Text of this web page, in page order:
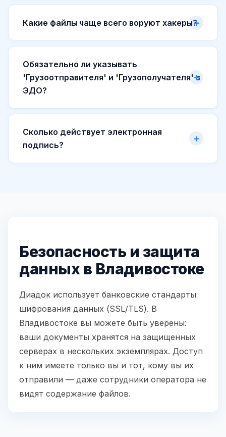
Какие файлы чаще всего воруют хакеры?
Обязательно ли указывать
'Грузоотправителя' и 'Грузополучателя' в
ЭДО?
Сколько действует электронная
подпись?
Безопасность и защита
данных в Владивостоке
Диадок использует банковские стандарты
шифрования данных (SSL/TLS). В
Владивостоке вы можете быть уверены:
ваши документы хранятся на защищенных
серверах в нескольких экземплярах. Доступ
к ним имеете только вы и тот, кому вы их
отправили — даже сотрудники оператора не
видят содержание файлов.